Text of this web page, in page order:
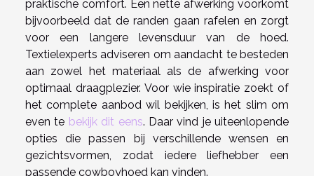
praktische comfort. Een nette afwerking voorkomt
bijvoorbeeld dat de randen gaan rafelen en zorgt
voor een langere levensduur van de hoed.
Textielexperts adviseren om aandacht te besteden
aan zowel het materiaal als de afwerking voor
optimaal draagplezier. Voor wie inspiratie zoekt of
het complete aanbod wil bekijken, is het slim om
even te bekijk dit eens. Daar vind je uiteenlopende
opties die passen bij verschillende wensen en
gezichtsvormen, zodat iedere liefhebber een
passende cowboyhoed kan vinden.